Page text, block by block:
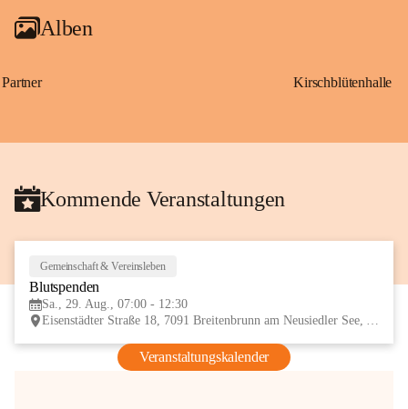
Alben
Partner Kirschblütenhalle
Kommende Veranstaltungen
Gemeinschaft & Vereinsleben
Blutspenden
Sa., 29. Aug., 07:00 - 12:30
Eisenstädter Straße 18, 7091 Breitenbrunn am Neusiedler See, AUT
Veranstaltungskalender